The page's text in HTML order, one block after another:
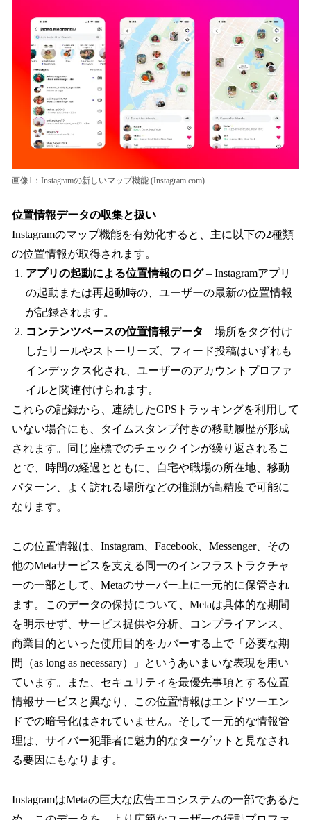
画像1：Instagramの新しいマップ機能 (Instagram.com)
位置情報データの収集と扱い
Instagramのマップ機能を有効化すると、主に以下の2種類
の位置情報が取得されます。
アプリの起動による位置情報のログ– Instagramアプリ
の起動または再起動時の、ユーザーの最新の位置情報
が記録されます。
コンテンツベースの位置情報データ – 場所をタグ付け
したリールやストーリーズ、フィード投稿はいずれも
インデックス化され、ユーザーのアカウントプロファ
イルと関連付けられます。
これらの記録から、連続したGPSトラッキングを利用して
いない場合にも、タイムスタンプ付きの移動履歴が形成
されます。同じ座標でのチェックインが繰り返されるこ
とで、時間の経過とともに、自宅や職場の所在地、移動
パターン、よく訪れる場所などの推測が高精度で可能に
なります。
この位置情報は、Instagram、Facebook、Messenger、その
他のMetaサービスを支える同一のインフラストラクチャ
ーの一部として、Metaのサーバー上に一元的に保管され
ます。このデータの保持について、Metaは具体的な期間
を明示せず、サービス提供や分析、コンプライアンス、
商業目的といった使用目的をカバーする上で「必要な期
間（as long as necessary）」というあいまいな表現を用い
ています。また、セキュリティを最優先事項とする位置
情報サービスと異なり、この位置情報はエンドツーエン
ドでの暗号化はされていません。そして一元的な情報管
理は、サイバー犯罪者に魅力的なターゲットと見なされ
る要因にもなります。
InstagramはMetaの巨大な広告エコシステムの一部であるた